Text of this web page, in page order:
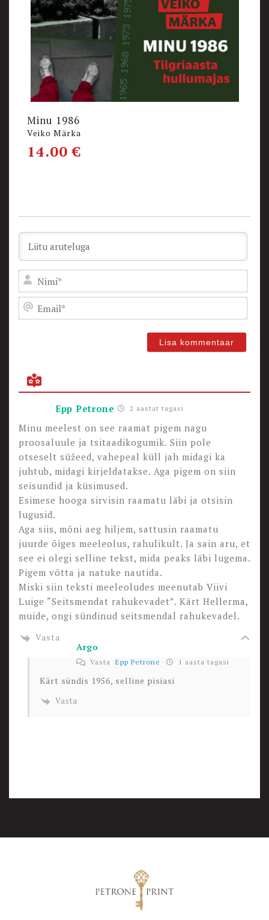
Minu 1986
Veiko Märka
14.00€
Epp Petrone 2 aastat tagasi
Minu meelest on see raamat pigem nagu
proosaluule ja tsitaadikogumik. Siin pole
otseselt süžeed, vahepeal küll jah midagi ka
juhtub, midagi kirjeldatakse. Aga pigem on siin
seisundid ja küsimused.
Esimese hooga sirvisin raamatu läbi ja otsisin
lugusid.
Aga siis, mõni aeg hiljem, sattusin raamatu
juurde õiges meeleolus, rahulikult. Ja sain aru, et
see ei olegi selline tekst, mida peaks läbi lugema.
Pigem võtta ja natuke nautida.
Miski siin teksti meeleoludes meenutab Viivi
Luige “Seitsmendat rahukevadet”. Kärt Hellerma,
muide, ongi sündinud seitsmendal rahukevadel.
Vasta
Argo
Vasta Epp Petrone 1 aasta tagasi
Kärt sündis 1956, selline pisiasi
Vasta